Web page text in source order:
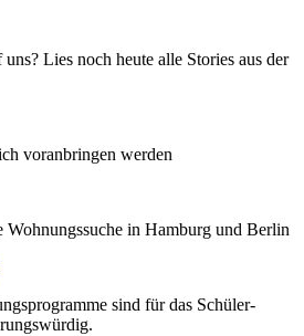
Lies noch heute alle Stories aus der
voranbringen werden
Wohnungssuche in Hamburg und Berlin
sind für das Schüler-